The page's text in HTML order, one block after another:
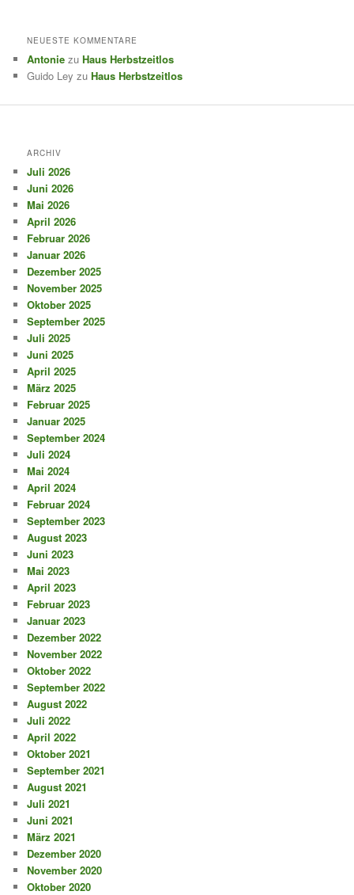
NEUESTE KOMMENTARE
Antonie zuHaus Herbstzeitlos
Guido Ley zuHaus Herbstzeitlos
ARCHIV
Juli 2026
Juni 2026
Mai 2026
April 2026
Februar 2026
Januar 2026
Dezember 2025
November 2025
Oktober 2025
September 2025
Juli 2025
Juni 2025
April 2025
März 2025
Februar 2025
Januar 2025
September 2024
Juli 2024
Mai 2024
April 2024
Februar 2024
September 2023
August 2023
Juni 2023
Mai 2023
April 2023
Februar 2023
Januar 2023
Dezember 2022
November 2022
Oktober 2022
September 2022
August 2022
Juli 2022
April 2022
Oktober 2021
September 2021
August 2021
Juli 2021
Juni 2021
März 2021
Dezember 2020
November 2020
Oktober 2020